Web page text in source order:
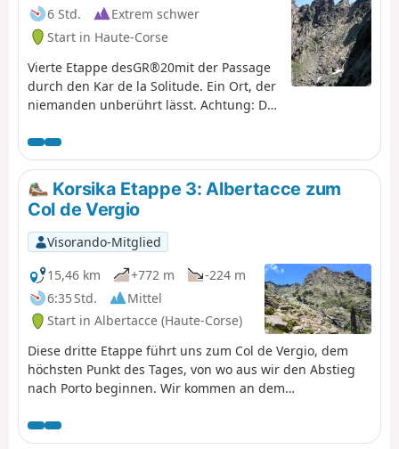
6 Std.
Extrem schwer
Start in Haute-Corse
Vierte Etappe desGR®20mit der Passage
durch den Kar de la Solitude. Ein Ort, der
niemanden unberührt lässt. Achtung: Die
vom Kar de la Solitude wurden entfernt,
daher ist diese Route sehr anspruchsvoll.
Korsika Etappe 3: Albertacce zum
Col de Vergio
Visorando-Mitglied
15,46 km
+772 m
-224 m
6:35 Std.
Mittel
Start in Albertacce (Haute-Corse)
Diese dritte Etappe führt uns zum Col de Vergio, dem
höchsten Punkt des Tages, von wo aus wir den Abstieg
nach Porto beginnen. Wir kommen an dem
Becken zum Baden einladen.